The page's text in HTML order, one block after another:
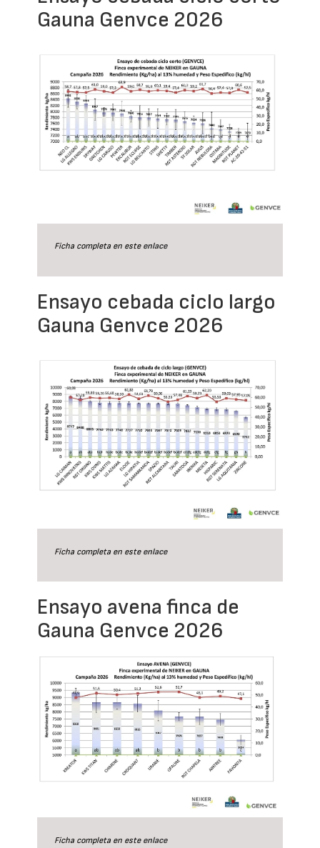
Gauna Genvce 2026
Ficha completa en este enlace
Ensayo cebada ciclo largo
Gauna Genvce 2026
Ficha completa en este enlace
Ensayo avena finca de
Gauna Genvce 2026
Ficha completa en este enlace